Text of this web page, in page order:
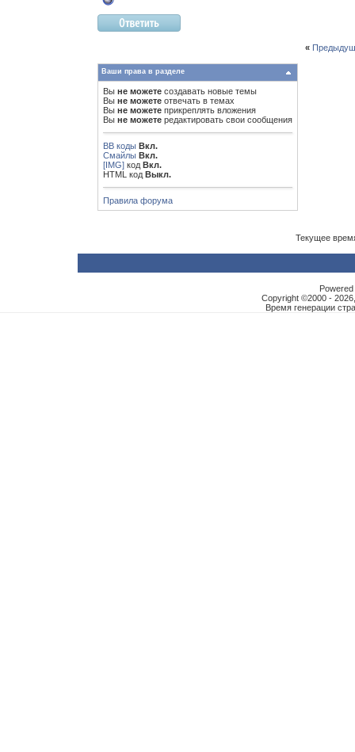
«
Ваши права в разделе
Вы не можете создавать новые темы
Вы не можете отвечать в темах
Вы не можете прикреплять вложения
Вы не можете редактировать свои сообщения
BB коды Вкл.
Смайлы Вкл.
[IMG] код Вкл.
HTML код Выкл.
Правила форума
Текущее
Copyright ©2000 -
Время генерации